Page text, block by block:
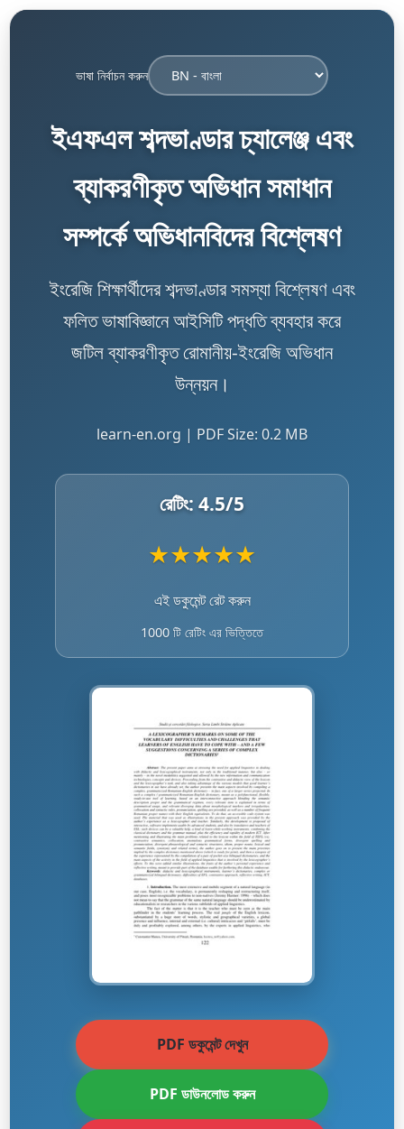
ভাষা নির্বাচন করুন
ইএফএল শব্দভাণ্ডার চ্যালেঞ্জ এবং
ব্যাকরণীকৃত অভিধান সমাধান
সম্পর্কে অভিধানবিদের বিশ্লেষণ
ইংরেজি শিক্ষার্থীদের শব্দভাণ্ডার সমস্যা বিশ্লেষণ এবং
ফলিত ভাষাবিজ্ঞানে আইসিটি পদ্ধতি ব্যবহার করে
জটিল ব্যাকরণীকৃত রোমানীয়-ইংরেজি অভিধান
উন্নয়ন।
learn-en.org | PDF Size: 0.2 MB
রেটিং: 4.5/5
★★★★★
এই ডকুমেন্ট রেট করুন
1000 টি রেটিং এর ভিত্তিতে
PDF ডকুমেন্ট দেখুন
PDF ডাউনলোড করুন